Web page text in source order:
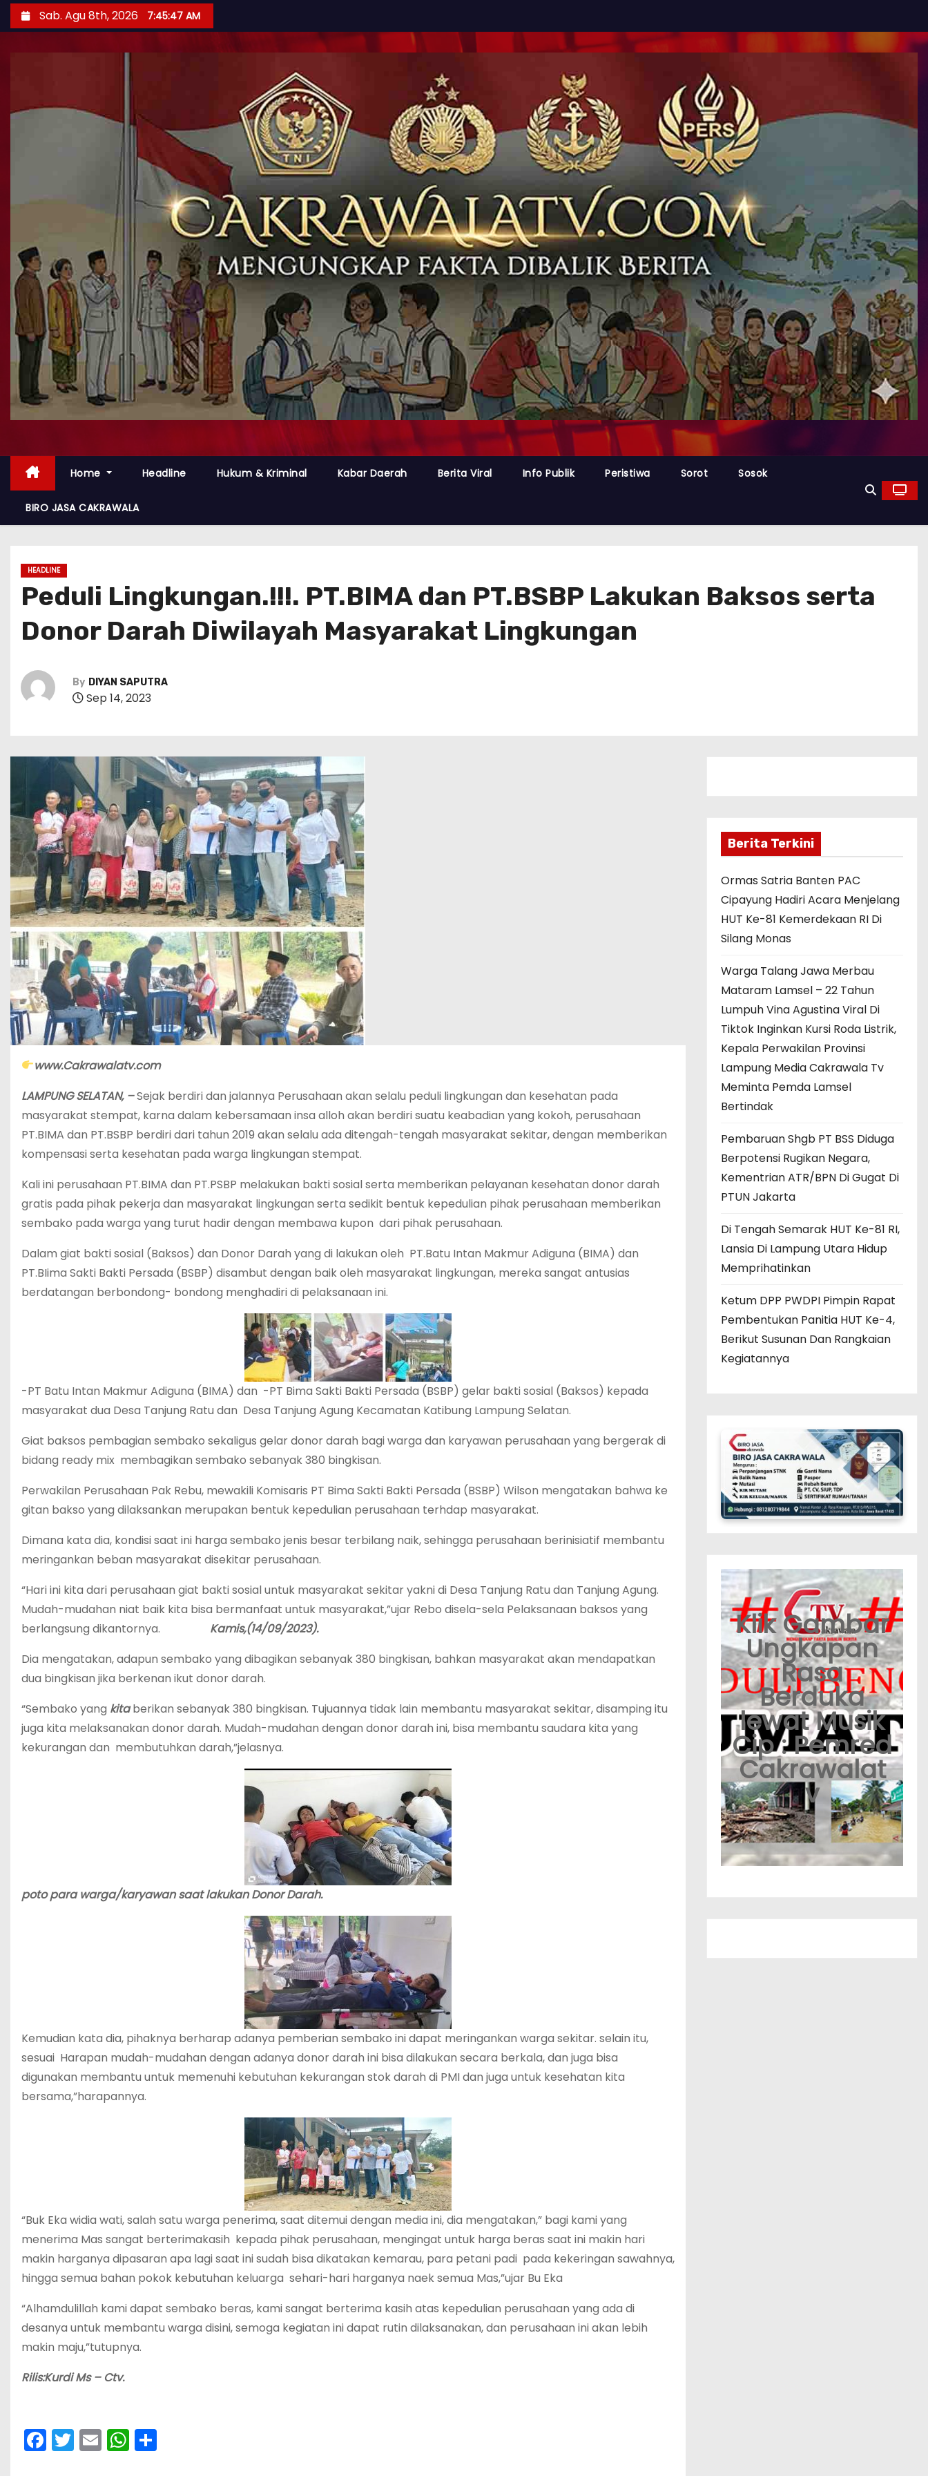
Sab. Agu 8th, 2026 7:45:48 AM
Home Headline Hukum & Kriminal Kabar Daerah Berita Viral Info Publik Peristiwa Sorot Sosok
BIRO JASA CAKRAWALA
HEADLINE
Peduli Lingkungan.!!!. PT.BIMA dan PT.BSBP Lakukan Baksos serta
Donor Darah Diwilayah Masyarakat Lingkungan
By DIYAN SAPUTRA
Sep 14, 2023
www.Cakrawalatv.com
LAMPUNG SELATAN, –Sejak berdiri dan jalannya Perusahaan akan selalu peduli lingkungan dan kesehatan pada
masyarakat stempat, karna dalam kebersamaan insa alloh akan berdiri suatu keabadian yang kokoh, perusahaan
PT.BIMA dan PT.BSBP berdiri dari tahun 2019 akan selalu ada ditengah-tengah masyarakat sekitar, dengan memberikan
kompensasi serta kesehatan pada warga lingkungan stempat.
Kali ini perusahaan PT.BIMA dan PT.PSBP melakukan bakti sosial serta memberikan pelayanan kesehatan donor darah
gratis pada pihak pekerja dan masyarakat lingkungan serta sedikit bentuk kepedulian pihak perusahaan memberikan
sembako pada warga yang turut hadir dengan membawa kupon dari pihak perusahaan.
Dalam giat bakti sosial (Baksos) dan Donor Darah yang di lakukan oleh PT.Batu Intan Makmur Adiguna (BIMA) dan
PT.BIima Sakti Bakti Persada (BSBP) disambut dengan baik oleh masyarakat lingkungan, mereka sangat antusias
berdatangan berbondong- bondong menghadiri di pelaksanaan ini.
-PT Batu Intan Makmur Adiguna (BIMA) dan -PT Bima Sakti Bakti Persada (BSBP) gelar bakti sosial (Baksos) kepada
masyarakat dua Desa Tanjung Ratu dan Desa Tanjung Agung Kecamatan Katibung Lampung Selatan.
Giat baksos pembagian sembako sekaligus gelar donor darah bagi warga dan karyawan perusahaan yang bergerak di
bidang ready mix membagikan sembako sebanyak 380 bingkisan.
Perwakilan Perusahaan Pak Rebu, mewakili Komisaris PT Bima Sakti Bakti Persada (BSBP) Wilson mengatakan bahwa ke
gitan bakso yang dilaksankan merupakan bentuk kepedulian perusahaan terhdap masyarakat.
Dimana kata dia, kondisi saat ini harga sembako jenis besar terbilang naik, sehingga perusahaan berinisiatif membantu
meringankan beban masyarakat disekitar perusahaan.
“Hari ini kita dari perusahaan giat bakti sosial untuk masyarakat sekitar yakni di Desa Tanjung Ratu dan Tanjung Agung.
Mudah-mudahan niat baik kita bisa bermanfaat untuk masyarakat,”ujar Rebo disela-sela Pelaksanaan baksos yang
berlangsung dikantornya. Kamis,(14/09/2023).
Dia mengatakan, adapun sembako yang dibagikan sebanyak 380 bingkisan, bahkan masyarakat akan mendapatkan
dua bingkisan jika berkenan ikut donor darah.
“Sembako yang kitaberikan sebanyak 380 bingkisan. Tujuannya tidak lain membantu masyarakat sekitar, disamping itu
juga kita melaksanakan donor darah. Mudah-mudahan dengan donor darah ini, bisa membantu saudara kita yang
kekurangan dan membutuhkan darah,”jelasnya.
poto para warga/karyawan saat lakukan Donor Darah.
Kemudian kata dia, pihaknya berharap adanya pemberian sembako ini dapat meringankan warga sekitar. selain itu,
sesuai Harapan mudah-mudahan dengan adanya donor darah ini bisa dilakukan secara berkala, dan juga bisa
digunakan membantu untuk memenuhi kebutuhan kekurangan stok darah di PMI dan juga untuk kesehatan kita
bersama,”harapannya.
“Buk Eka widia wati, salah satu warga penerima, saat ditemui dengan media ini, dia mengatakan,” bagi kami yang
menerima Mas sangat berterimakasih kepada pihak perusahaan, mengingat untuk harga beras saat ini makin hari
makin harganya dipasaran apa lagi saat ini sudah bisa dikatakan kemarau, para petani padi pada kekeringan sawahnya,
hingga semua bahan pokok kebutuhan keluarga sehari-hari harganya naek semua Mas,”ujar Bu Eka
“Alhamdulillah kami dapat sembako beras, kami sangat berterima kasih atas kepedulian perusahaan yang ada di
desanya untuk membantu warga disini, semoga kegiatan ini dapat rutin dilaksanakan, dan perusahaan ini akan lebih
makin maju,”tutupnya.
Rilis:Kurdi Ms – Ctv.
F
a
T
w
E
m
W
h
Berita Terkini
Ormas Satria Banten PAC
Cipayung Hadiri Acara Menjelang
HUT Ke-81 Kemerdekaan RI Di
Silang Monas
Warga Talang Jawa Merbau
Mataram Lamsel – 22 Tahun
Lumpuh Vina Agustina Viral Di
Tiktok Inginkan Kursi Roda Listrik,
Kepala Perwakilan Provinsi
Lampung Media Cakrawala Tv
Meminta Pemda Lamsel
Bertindak
Pembaruan Shgb PT BSS Diduga
Berpotensi Rugikan Negara,
Kementrian ATR/BPN Di Gugat Di
PTUN Jakarta
Di Tengah Semarak HUT Ke-81 RI,
Lansia Di Lampung Utara Hidup
Memprihatinkan
Ketum DPP PWDPI Pimpin Rapat
Pembentukan Panitia HUT Ke-4,
Berikut Susunan Dan Rangkaian
Kegiatannya
Klik Gambar
Ungkapan
Rasa
Berduka
lewat Musik
Cip : Pemred
Cakrawalat
v